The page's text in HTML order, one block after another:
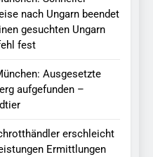
nach Ungarn beendet
gesuchten Ungarn
fest
Ausgesetzte
aufgefunden –
erschleicht
Ermittlungen